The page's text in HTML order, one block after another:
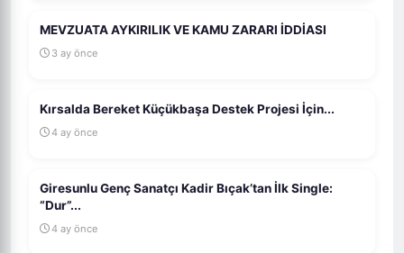
MEVZUATA AYKIRILIK VE KAMU ZARARI İDDİASI
3 ay önce
Kırsalda Bereket Küçükbaşa Destek Projesi İçin...
4 ay önce
Giresunlu Genç Sanatçı Kadir Bıçak’tan İlk Single:
“Dur”...
4 ay önce